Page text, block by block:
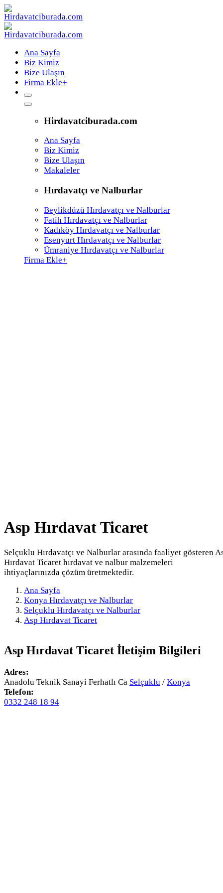
Ana Sayfa
Biz Kimiz
Bize Ulaşın
Firma Ekle+
Hirdavatciburada.com
Ana Sayfa
Biz Kimiz
Bize Ulaşın
Makaleler
Hırdavatçı ve Nalburlar
Beylikdüzü Hırdavatçı ve Nalburlar
Fatih Hırdavatçı ve Nalburlar
Kadıköy Hırdavatçı ve Nalburlar
Esenyurt Hırdavatçı ve Nalburlar
Ümraniye Hırdavatçı ve Nalburlar
Firma Ekle+
Asp Hırdavat Ticaret
Selçuklu Hırdavatçı ve Nalburlar arasında faaliyet gösteren
Hırdavat Ticaret hırdavat ve nalbur malzemeleri
ihtiyaçlarınızda çözüm üretmektedir.
Ana Sayfa
Konya Hırdavatçı ve Nalburlar
Selçuklu Hırdavatçı ve Nalburlar
Asp Hırdavat Ticaret
Asp Hırdavat Ticaret İletişim Bilgileri
Adres:
Anadolu Teknik Sanayi Ferhatlı Ca Selçuklu / Konya
Telefon:
0332 248 18 94